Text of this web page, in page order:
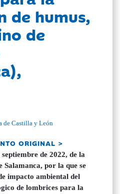
de humus,
de
de Castilla y León
ORIGINAL >
de 2022, de la
por la que se
impacto ambiental del
de lombrices para la